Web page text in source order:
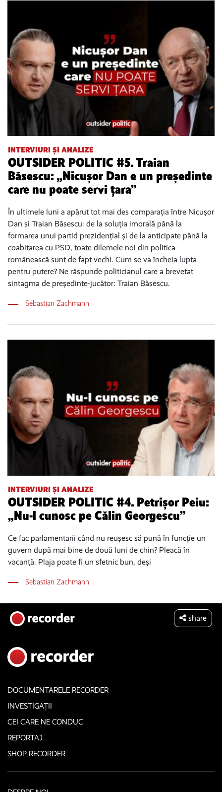
INTERVIURI ȘI ANALIZE
OUTSIDER POLITIC #5. Traian
Băsescu: „Nicușor Dan e un președinte
care nu poate servi țara”
În ultimele luni a apărut tot mai des comparația între Nicușor
Dan și Traian Băsescu: de la soluția imorală până la
formarea unui partid prezidențial și de la anticipate până la
coabitarea cu PSD, toate dilemele noi din politica
românească sunt de fapt vechi. Cum se va încheia lupta
pentru putere? Ne răspunde politicianul care a brevetat
sintagma de președinte-jucător: Traian Băsescu.
Sebastian Zachmann
INTERVIURI ȘI ANALIZE
OUTSIDER POLITIC #4. Petrișor Peiu:
„Nu-l cunosc pe Călin Georgescu”
Ce fac parlamentarii când nu reușesc să pună în funcție un
guvern după mai bine de două luni de chin? Pleacă în
vacanță. Plaja poate fi un sfetnic bun, deși
Sebastian Zachmann
share
DOCUMENTARELE RECORDER
INVESTIGAȚII
CEI CARE NE CONDUC
REPORTAJ
SHOP RECORDER